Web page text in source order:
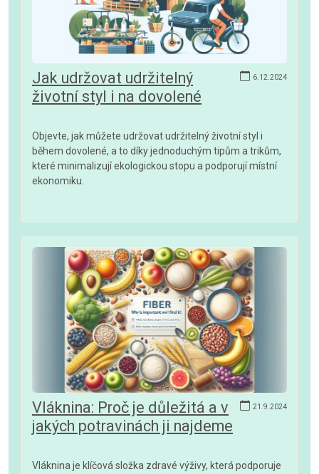
6.12.2024
Jak udržovat udržitelný
životní styl i na dovolené
Objevte, jak můžete udržovat udržitelný životní styl i
během dovolené, a to díky jednoduchým tipům a trikům,
které minimalizují ekologickou stopu a podporují místní
ekonomiku.
21.9.2024
Vláknina: Proč je důležitá a v
jakých potravinách ji najdeme
Vláknina je klíčová složka zdravé výživy, která podporuje